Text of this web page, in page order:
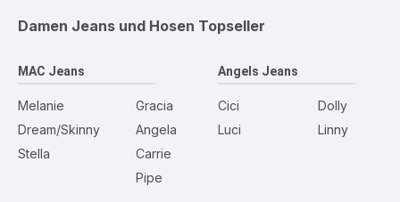
Damen Jeans und Hosen Topseller
MAC Jeans
Melanie
Dream/Skinny
Stella
Gracia
Angela
Carrie
Pipe
Angels Jeans
Cici
Luci
Dolly
Linny